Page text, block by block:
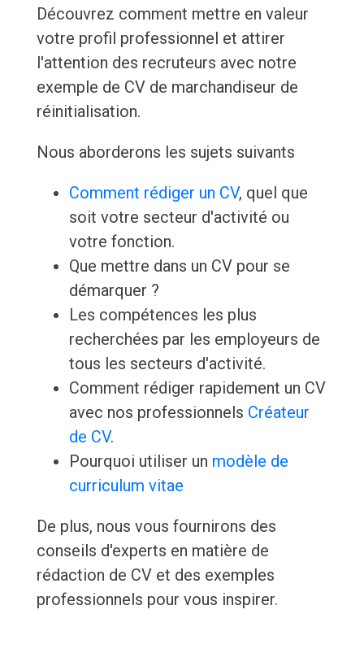
Découvrez comment mettre en valeur
votre profil professionnel et attirer
l'attention des recruteurs avec notre
exemple de CV de marchandiseur de
réinitialisation.
Nous aborderons les sujets suivants
Comment rédiger un CV, quel que
soit votre secteur d'activité ou
votre fonction.
Que mettre dans un CV pour se
démarquer ?
Les compétences les plus
recherchées par les employeurs de
tous les secteurs d'activité.
Comment rédiger rapidement un CV
avec nos professionnels Créateur
de CV.
Pourquoi utiliser un modèle de
curriculum vitae
De plus, nous vous fournirons des
conseils d'experts en matière de
rédaction de CV et des exemples
professionnels pour vous inspirer.